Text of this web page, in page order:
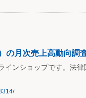
の月次売上高動向調
インショップです。法